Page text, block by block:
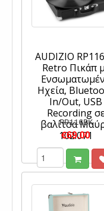
AUDIZIO
Retro Πικάπ
Ηχεία,
In/Out, USB
Recording
βαλίτσα
102.071
RP116BK
€69.00